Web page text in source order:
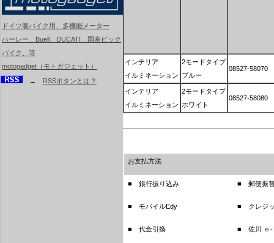
ドイツ製バイク用、多機能メーター
ハーレー、Buell、DUCATI、国産ビック
バイク、等
motogadget（モトガジェット）
→ RSSボタンとは？
インテリア
イルミネーション
2モードタイプ
ブルー
08527-58070
インテリア
イルミネーション
2モードタイプ
ホワイト
08527-58080
お支払方法
■ 銀行振り込み ■ 郵便振
■ モバイルEdy ■ クレジ
■ 代金引換 ■ 佐川 ｅ-